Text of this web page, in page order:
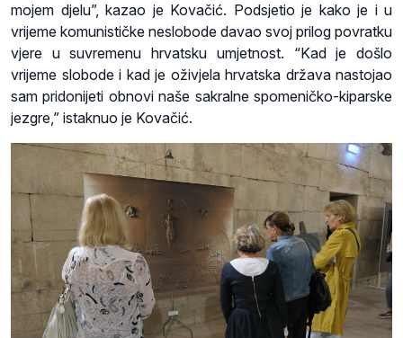
mojem djelu”, kazao je Kovačić. Podsjetio je kako je i u
vrijeme komunističke neslobode davao svoj prilog povratku
vjere u suvremenu hrvatsku umjetnost. “Kad je došlo
vrijeme slobode i kad je oživjela hrvatska država nastojao
sam pridonijeti obnovi naše sakralne spomeničko-kiparske
jezgre,” istaknuo je Kovačić.